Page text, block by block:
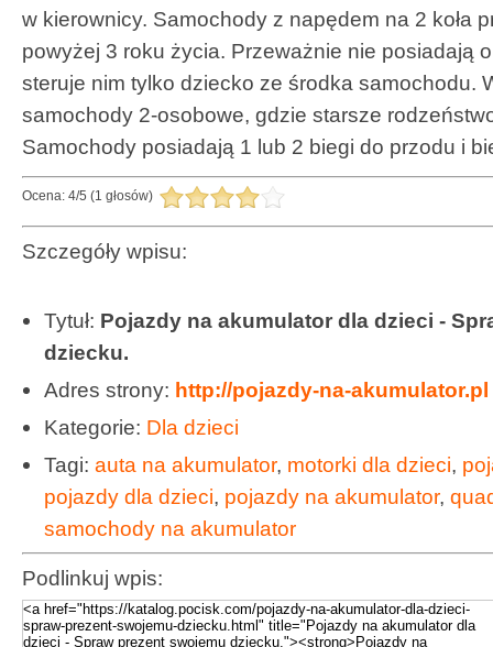
w kierownicy. Samochody z napędem na 2 koła
powyżej 3 roku życia. Przeważnie nie posiadają
steruje nim tylko dziecko ze środka samochodu.
samochody 2-osobowe, gdzie starsze
Samochody posiadają 1 lub 2 biegi do przodu i
Ocena: 4/5 (1 głosów)
Szczegóły wpisu:
Tytuł: Pojazdy na akumulator dla dzieci -
dziecku.
Adres strony: http://pojazdy-na-akumulator.pl
Kategorie: Dla dzieci
Tagi: auta na akumulator, motorki dla dzieci,
pojazdy dla dzieci, pojazdy na akumulator,
samochody na akumulator
Podlinkuj wpis: